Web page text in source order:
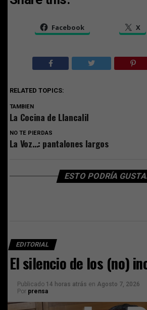
Facebook X
RELATED TOPICS:
TAMBIEN
La Cocina de Llancalil
NO TE PIERDAS
La Voz…: pantalones largos
ESTO PODRÍA
EDITORIAL
El silencio de los (no)
Publicado 14 horas atrás en Agosto 7, 2026
Por prensa